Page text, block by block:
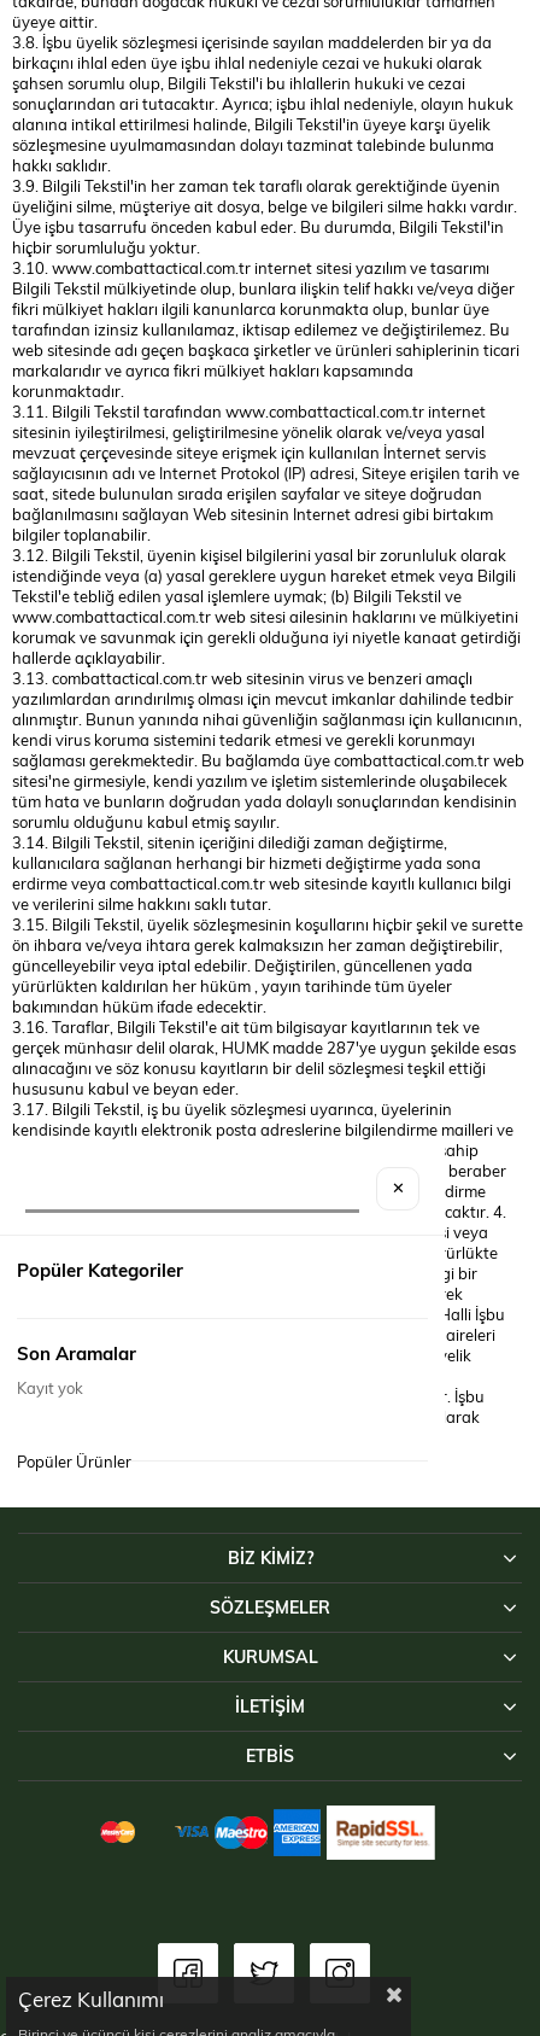
üyeye aittir.
3.8. İşbu üyelik sözleşmesi içerisinde sayılan maddelerden bir ya da
birkaçını ihlal eden üye işbu ihlal nedeniyle cezai ve hukuki olarak
şahsen sorumlu olup, Bilgili Tekstil'i bu ihlallerin hukuki ve cezai
sonuçlarından ari tutacaktır. Ayrıca; işbu ihlal nedeniyle, olayın hukuk
alanına intikal ettirilmesi halinde, Bilgili Tekstil'in üyeye karşı üyelik
sözleşmesine uyulmamasından dolayı tazminat talebinde bulunma
hakkı saklıdır.
3.9. Bilgili Tekstil'in her zaman tek taraflı olarak gerektiğinde üyenin
üyeliğini silme, müşteriye ait dosya, belge ve bilgileri silme hakkı vardır.
Üye işbu tasarrufu önceden kabul eder. Bu durumda, Bilgili Tekstil'in
hiçbir sorumluluğu yoktur.
3.10. www.combattactical.com.tr internet sitesi yazılım ve tasarımı
Bilgili Tekstil mülkiyetinde olup, bunlara ilişkin telif hakkı ve/veya diğer
fikri mülkiyet hakları ilgili kanunlarca korunmakta olup, bunlar üye
tarafından izinsiz kullanılamaz, iktisap edilemez ve değiştirilemez. Bu
web sitesinde adı geçen başkaca şirketler ve ürünleri sahiplerinin ticari
markalarıdır ve ayrıca fikri mülkiyet hakları kapsamında
korunmaktadır.
3.11. Bilgili Tekstil tarafından www.combattactical.com.tr internet
sitesinin iyileştirilmesi, geliştirilmesine yönelik olarak ve/veya yasal
mevzuat çerçevesinde siteye erişmek için kullanılan İnternet servis
sağlayıcısının adı ve Internet Protokol (IP) adresi, Siteye erişilen tarih ve
saat, sitede bulunulan sırada erişilen sayfalar ve siteye doğrudan
bağlanılmasını sağlayan Web sitesinin Internet adresi gibi birtakım
bilgiler toplanabilir.
3.12. Bilgili Tekstil, üyenin kişisel bilgilerini yasal bir zorunluluk olarak
istendiğinde veya (a) yasal gereklere uygun hareket etmek veya Bilgili
Tekstil'e tebliğ edilen yasal işlemlere uymak; (b) Bilgili Tekstil ve
www.combattactical.com.tr web sitesi ailesinin haklarını ve mülkiyetini
korumak ve savunmak için gerekli olduğuna iyi niyetle kanaat getirdiği
hallerde açıklayabilir.
3.13. combattactical.com.tr web sitesinin virus ve benzeri amaçlı
yazılımlardan arındırılmış olması için mevcut imkanlar dahilinde tedbir
alınmıştır. Bunun yanında nihai güvenliğin sağlanması için kullanıcının,
kendi virus koruma sistemini tedarik etmesi ve gerekli korunmayı
sağlaması gerekmektedir. Bu bağlamda üye combattactical.com.tr web
sitesi'ne girmesiyle, kendi yazılım ve işletim sistemlerinde oluşabilecek
tüm hata ve bunların doğrudan yada dolaylı sonuçlarından kendisinin
sorumlu olduğunu kabul etmiş sayılır.
3.14. Bilgili Tekstil, sitenin içeriğini dilediği zaman değiştirme,
kullanıcılara sağlanan herhangi bir hizmeti değiştirme yada sona
erdirme veya combattactical.com.tr web sitesinde kayıtlı kullanıcı bilgi
ve verilerini silme hakkını saklı tutar.
3.15. Bilgili Tekstil, üyelik sözleşmesinin koşullarını hiçbir şekil ve surette
ön ihbara ve/veya ihtara gerek kalmaksızın her zaman değiştirebilir,
güncelleyebilir veya iptal edebilir. Değiştirilen, güncellenen yada
yürürlükten kaldırılan her hüküm , yayın tarihinde tüm üyeler
bakımından hüküm ifade edecektir.
3.16. Taraflar, Bilgili Tekstil'e ait tüm bilgisayar kayıtlarının tek ve
gerçek münhasır delil olarak, HUMK madde 287'ye uygun şekilde esas
alınacağını ve söz konusu kayıtların bir delil sözleşmesi teşkil ettiği
hususunu kabul ve beyan eder.
3.17. Bilgili Tekstil, iş bu üyelik sözleşmesi uyarınca, üyelerinin
kendisinde kayıtlı elektronik posta adreslerine bilgilendirme mailleri ve
cep telefonlarına bilgilendirme SMS'leri gönderme yetkisine sahip
olmakla beraber, üye işbu üyelik sözleşmesini onaylamasıyla beraber
bilgilendirme maillerinin elektronik posta adresine ve bilgilendirme
SMS'lerinin cep telefonuna gönderilmesini kabul etmiş sayılacaktır. 4.
Sözleşmenin Feshi İşbu sözleşme üyenin üyeliğini iptal etmesi veya
Bilgili Tekstil tarafından üyeliğinin iptal edilmesine kadar yürürlükte
kalacaktır. Bilgili Tekstil, üyenin üyelik sözleşmesinin herhangi bir
hükmünü ihlal etmesi durumunda üyenin üyeliğini iptal ederek
sözleşmeyi tek taraflı olarak feshedebilecektir. 5. ihtilaflarin Halli İşbu
sözleşmeye ilişkin ihtilaflarda İstanbul Mahkemeleri ve İcra Daireleri
yetkilidir. 6. Yürürlük Üyenin, üyelik kaydı yapması üyenin üyelik
sözleşmesinde yer alan maddeleri kabul ettiği anlamına gelir. İşbu
Sözleşme üyenin üye olması anında akdedilmiş ve karşılıklı olarak
BİZ KİMİZ?
SÖZLEŞMELER
KURUMSAL
İLETIŞIM
ETBİS
Çerez Kullanımı
✕
Popüler Kategoriler
Son Aramalar
Kayıt yok
Popüler Ürünler